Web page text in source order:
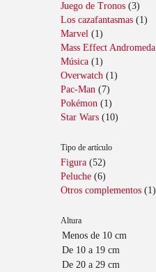
Juego de Tronos (3)
Los cazafantasmas (1)
Marvel (1)
Mass Effect Andromeda
Música (1)
Overwatch (1)
Pac-Man (7)
Pokémon (1)
Star Wars (10)
Tipo de artículo
Figura (52)
Peluche (6)
Otros complementos (1)
Altura